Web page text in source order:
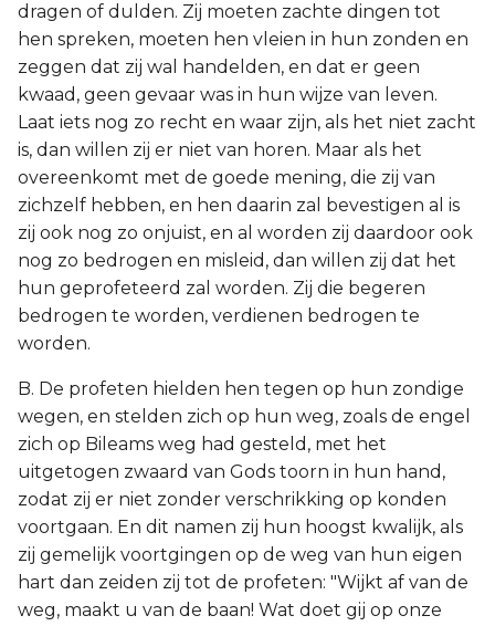
dragen of dulden. Zij moeten zachte dingen tot
hen spreken, moeten hen vleien in hun zonden en
zeggen dat zij wal handelden, en dat er geen
kwaad, geen gevaar was in hun wijze van leven.
Laat iets nog zo recht en waar zijn, als het niet zacht
is, dan willen zij er niet van horen. Maar als het
overeenkomt met de goede mening, die zij van
zichzelf hebben, en hen daarin zal bevestigen al is
zij ook nog zo onjuist, en al worden zij daardoor ook
nog zo bedrogen en misleid, dan willen zij dat het
hun geprofeteerd zal worden. Zij die begeren
bedrogen te worden, verdienen bedrogen te
worden.
B. De profeten hielden hen tegen op hun zondige
wegen, en stelden zich op hun weg, zoals de engel
zich op Bileams weg had gesteld, met het
uitgetogen zwaard van Gods toorn in hun hand,
zodat zij er niet zonder verschrikking op konden
voortgaan. En dit namen zij hun hoogst kwalijk, als
zij gemelijk voortgingen op de weg van hun eigen
hart dan zeiden zij tot de profeten: "Wijkt af van de
weg, maakt u van de baan! Wat doet gij op onze